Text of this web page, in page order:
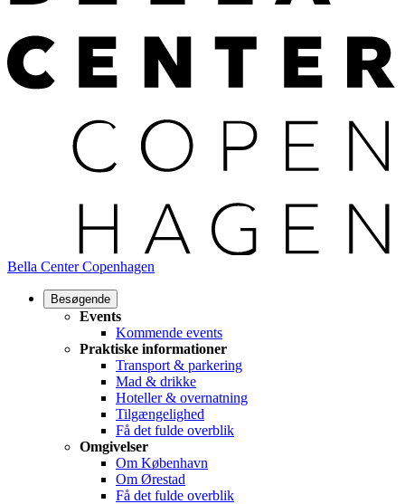
Bella Center Copenhagen
Besøgende
Events
Kommende events
Praktiske informationer
Transport & parkering
Mad & drikke
Hoteller & overnatning
Tilgængelighed
Få det fulde overblik
Omgivelser
Om København
Om Ørestad
Få det fulde overblik